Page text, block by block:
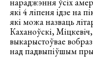
нараджэння ўсіх
які 4 ліпеня ідзе на
які можа назваць
Каханоўскі,
выкарыстоўвае
над падвыпіўшым